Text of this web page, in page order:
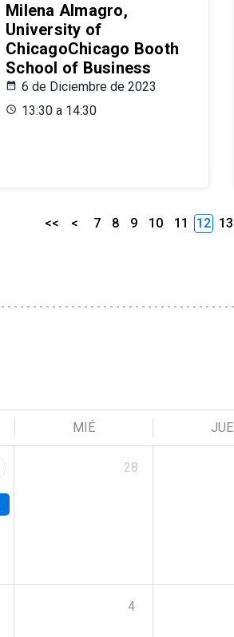
Milena Almagro,
University of
ChicagoChicago Booth
School of Business
6 de Diciembre de 2023
13:30 a 14:30
<< < 7 8 9 10 11 12 13
MIÉ JUE
28
4